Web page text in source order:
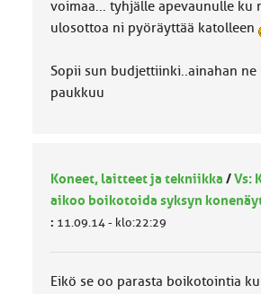
voimaa... tyhjälle apevaunulle ku
ulosottoa ni pyöräyttää katolleen
Sopii sun budjettiinki..ainahan ne
paukkuu
Koneet, laitteet ja tekniikka /Vs:
aikoo boikotoida syksyn
: 11.09.14 - klo:22:29
Eikö se oo parasta boikotointia